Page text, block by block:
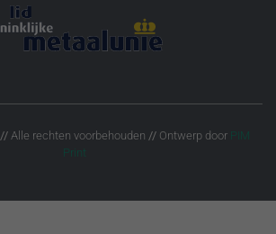
//Alle rechten voorbehouden //Ontwerp door PIM
Print